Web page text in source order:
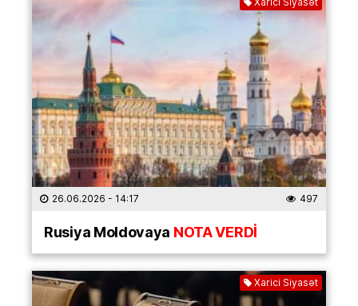
26.06.2026 - 14:17 497
Rusiya Moldovaya NOTA VERDİ
Xarici Siyasət